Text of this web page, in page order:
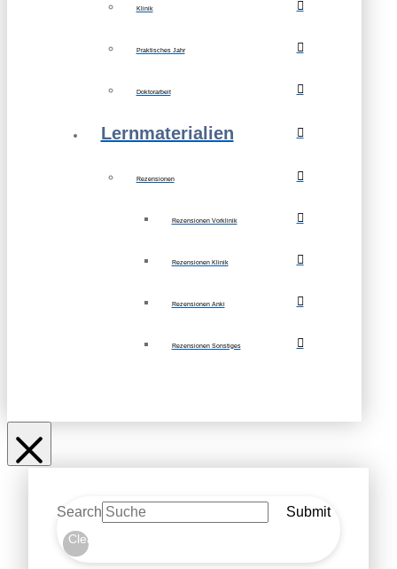
Klinik
Praktisches Jahr
Doktorarbeit
Lernmaterialien
Rezensionen
Rezensionen Vorklinik
Rezensionen Klinik
Rezensionen Anki
Rezensionen Sonstiges
Search Submit
Clear